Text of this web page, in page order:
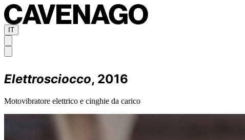
IT
Elettrosciocco, 2016
Motovibratore elettrico e cinghie da carico